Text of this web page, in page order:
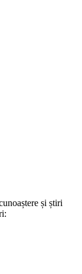
și știri